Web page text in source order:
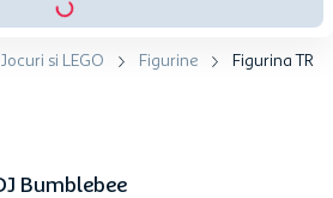
Jocuri si LEGO Figurine Figurina TRA
Bumblebee